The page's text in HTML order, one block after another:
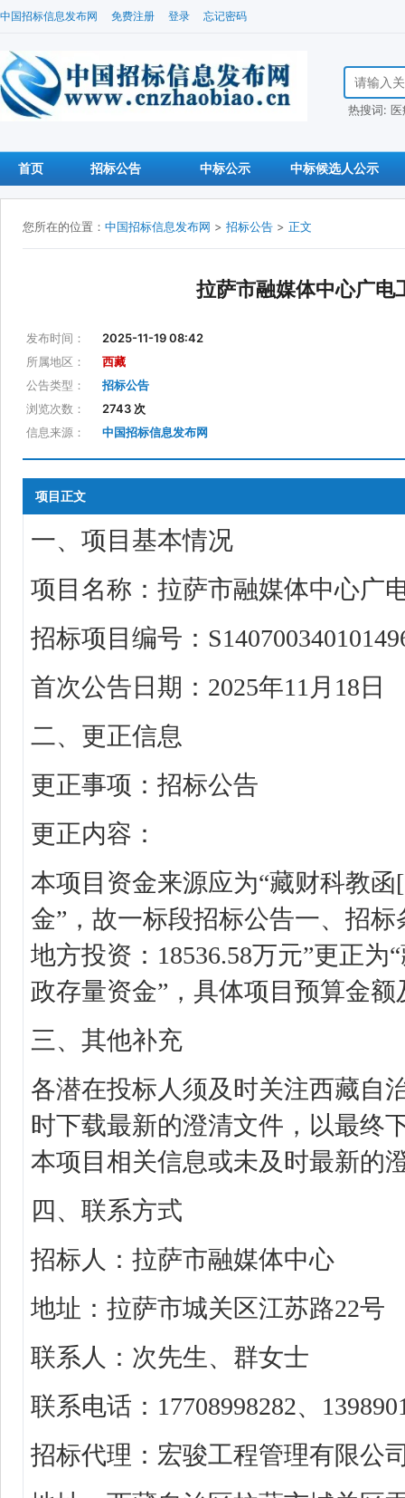
中国招标信息发布网 免费注册 登录 忘记密码
搜索招标信
热搜词:
首页 招标公告 中标公示 中标候选人公示
您所在的位置： 中国招标信息发布网 > 招标公告 > 正文
拉萨市融媒体中心广电
发布时间：
2025-11-19 08:42
所属地区：
西藏
公告类型：
招标公告
浏览次数：
2743 次
信息来源：
中国招标信息发布网
项目正文